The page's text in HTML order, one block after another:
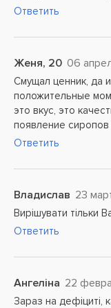
Ответить
Женя, 20 06
Смущал ценник, да
положительные
это вкус, это
появление
Ответить
Владислав 23
Вирішувати тільки
Ответить
Ангеліна 22
Зараз на дефіциті,